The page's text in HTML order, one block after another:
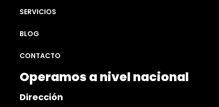
SERVICIOS
BLOG
CONTACTO
Operamos a nivel nacional
Dirección